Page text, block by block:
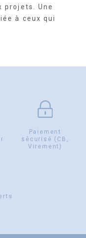
projets. Une
à ceux qui
Paiement
sécurisé (CB,
Virement)